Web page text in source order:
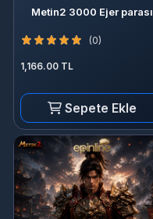
Metin2 3000 Ejer parası
(0)
1,166.00 TL
Sepete Ekle